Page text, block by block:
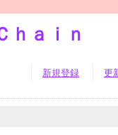
ｈａｉｎ
新規登録 更